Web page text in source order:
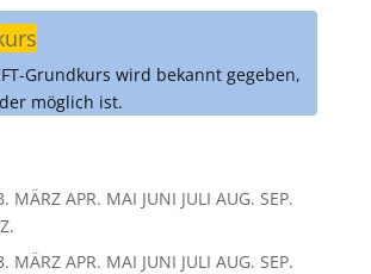
Grundkurs wird bekannt gegeben,
möglich ist.
MÄRZ APR. MAI JUNI JULI AUG. SEP.
MÄRZ APR. MAI JUNI JULI AUG. SEP.